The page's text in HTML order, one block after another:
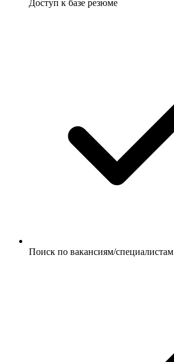
Доступ к базе резюме
Поиск по вакансиям/специалистам